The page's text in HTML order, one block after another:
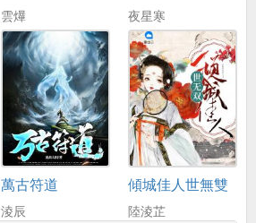
雲爗 夜星寒
萬古符道
淩辰
傾城佳人世無雙
陸淩芷